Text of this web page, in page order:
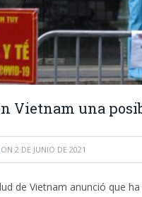
Vietnam una
ON 2 DE JUNIO DE 2021
de Vietnam anunció que